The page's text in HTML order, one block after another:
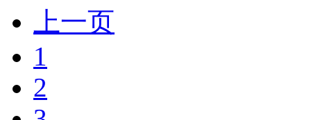
上一页
1
2